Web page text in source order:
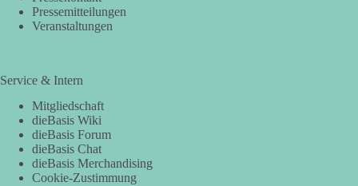
Pressemitteilungen
Veranstaltungen
Service & Intern
Mitgliedschaft
dieBasis Wiki
dieBasis Forum
dieBasis Chat
dieBasis Merchandising
Cookie-Zustimmung